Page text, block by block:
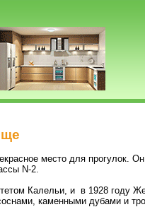
место для прогулок.
N-2.
Калельи, и в 1928 году
каменными дубами и